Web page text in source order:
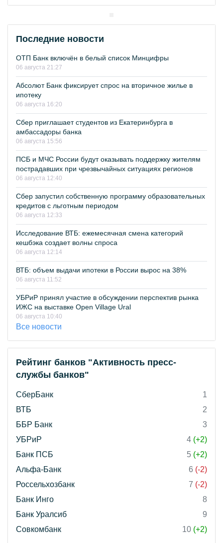
Последние новости
ОТП Банк включён в белый список Минцифры
06 августа 21:27
Абсолют Банк фиксирует спрос на вторичное жилье в
ипотеку
06 августа 16:20
Сбер приглашает студентов из Екатеринбурга в
амбассадоры банка
06 августа 15:56
ПСБ и МЧС России будут оказывать поддержку жителям
пострадавших при чрезвычайных ситуациях регионов
06 августа 12:40
Сбер запустил собственную программу образовательных
кредитов с льготным периодом
06 августа 12:33
Исследование ВТБ: ежемесячная смена категорий
кешбэка создает волны спроса
06 августа 12:14
ВТБ: объем выдачи ипотеки в России вырос на 38%
06 августа 11:52
УБРиР принял участие в обсуждении перспектив рынка
ИЖС на выставке Open Village Ural
06 августа 10:40
Все новости
Рейтинг банков "Активность пресс-
службы банков"
СберБанк
1
ВТБ
2
ББР Банк
3
УБРиР
4 (+2)
Банк ПСБ
5 (+2)
Альфа-Банк
6 (-2)
Россельхозбанк
7 (-2)
Банк Инго
8
Банк Уралсиб
9
Совкомбанк
10 (+2)